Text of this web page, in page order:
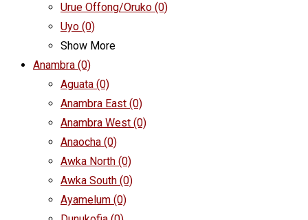
Urue Offong/Oruko (0)
Uyo (0)
Show More
Anambra (0)
Aguata (0)
Anambra East (0)
Anambra West (0)
Anaocha (0)
Awka North (0)
Awka South (0)
Ayamelum (0)